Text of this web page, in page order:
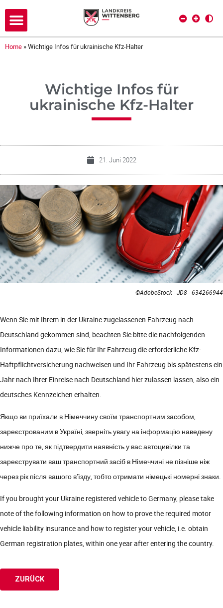
Home »Wichtige Infos für ukrainische Kfz-Halter
Wichtige Infos für
ukrainische Kfz-Halter
21. Juni 2022
©AdobeStock - JD8 - 634266944
Wenn Sie mit Ihrem in der Ukraine zugelassenen Fahrzeug nach
Deutschland gekommen sind, beachten Sie bitte die nachfolgenden
Informationen dazu, wie Sie für Ihr Fahrzeug die erforderliche Kfz-
Haftpflichtversicherung nachweisen und Ihr Fahrzeug bis spätestens ein
Jahr nach Ihrer Einreise nach Deutschland hier zulassen lassen, also ein
deutsches Kennzeichen erhalten.
Якщо ви приїхали в Німеччину своїм транспортним засобом,
зареєстрованим в Україні, зверніть увагу на інформацію наведену
нижче про те, як підтвердити наявність у вас автоцивілки та
зареєструвати ваш транспортний засіб в Німеччині не пізніше ніж
через рік після вашого в’їзду, тобто отримати німецькі номерні знаки.
If you brought your Ukraine registered vehicle to Germany, please take
note of the following information on how to prove the required motor
vehicle liability insurance and how to register your vehicle, i.e. obtain
German registration plates, within one year after entering the country.
ZURÜCK